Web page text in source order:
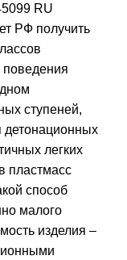
RU
РФ получить
поведения
ступеней,
детонационных
легких
пластмасс
способ
малого
изделия –